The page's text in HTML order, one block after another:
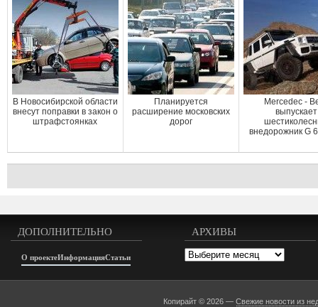
В Новосибирской области
внесут поправки в закон о
штрафстоянках
Планируется
расширение московских
дорог
Mercedec -
выпускает
внедорожник G
ДОПОЛНИТЕЛЬНО
О проектеИнформацияСтатьи
АРХИВЫ
Архивы
Копирайт © 2026 —Свежие новости из